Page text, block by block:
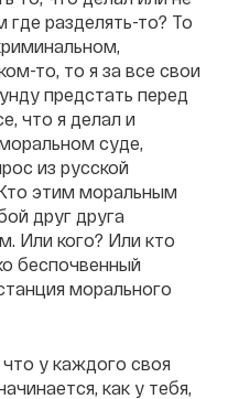
разделять-то? То
то, то я за все свои
предстать перед
что я делал и
суде,
из русской
этим моральным
друг друга
Или кого? Или кто
беспочвенный
морального
у каждого своя
как у тебя,